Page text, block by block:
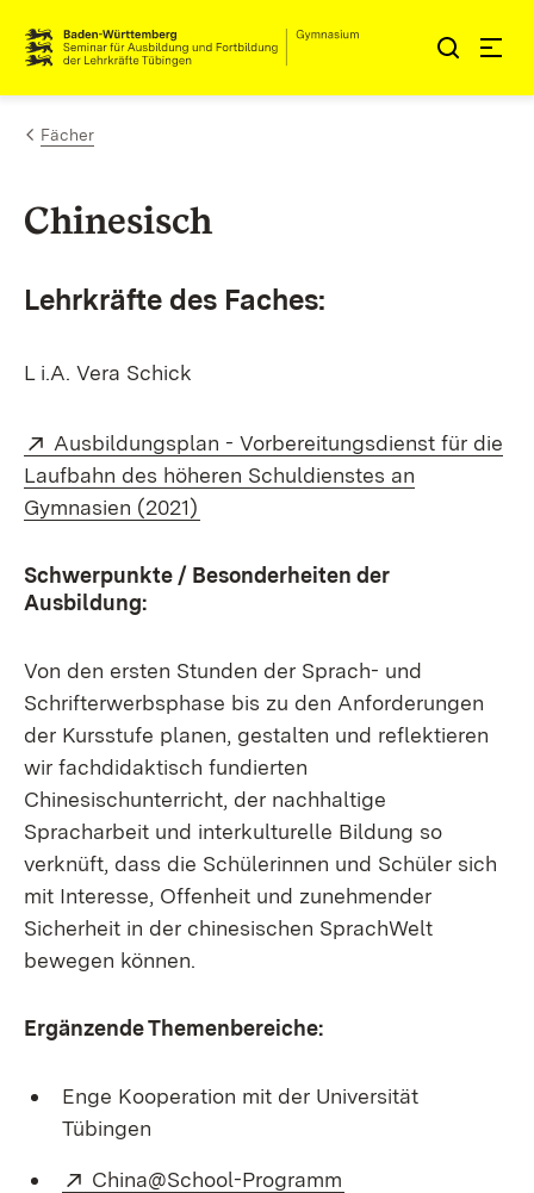
Zum Inhalt springen
Link zur Startseite
Fächer
Chinesisch
Lehrkräfte des Faches:
L i.A. Vera Schick
Extern:
Ausbildungsplan - Vorbereitungsdienst für die
Laufbahn des höheren Schuldienstes an
Gymnasien (2021)
Schwerpunkte / Besonderheiten der
Ausbildung:
Von den ersten Stunden der Sprach- und
Schrifterwerbsphase bis zu den Anforderungen
der Kursstufe planen, gestalten und reflektieren
wir fachdidaktisch fundierten
Chinesischunterricht, der nachhaltige
Spracharbeit und interkulturelle Bildung so
verknüft, dass die Schülerinnen und Schüler sich
mit Interesse, Offenheit und zunehmender
Sicherheit in der chinesischen SprachWelt
bewegen können.
Ergänzende Themenbereiche:
Enge Kooperation mit der Universität
Tübingen
Extern:
China@School-Programm